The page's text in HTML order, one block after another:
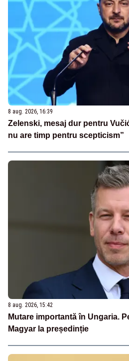
8 aug. 2026, 16:39
Zelenski, mesaj dur pentru
nu are timp pentru scepticism”
8 aug. 2026, 15:42
Mutare importantă în Ungaria.
Magyar la președinție